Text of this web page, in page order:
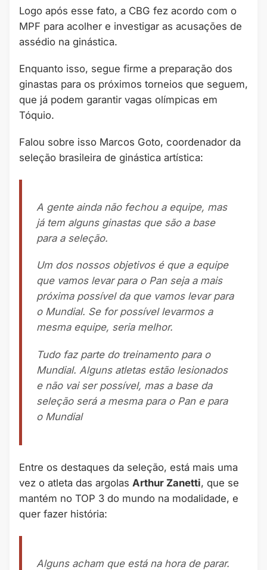
Logo após esse fato, a CBG fez acordo com o
MPF para acolher e investigar as acusações de
assédio na ginástica.
Enquanto isso, segue firme a preparação dos
ginastas para os próximos torneios que seguem,
que já podem garantir vagas olímpicas em
Tóquio.
Falou sobre isso Marcos Goto, coordenador da
seleção brasileira de ginástica artística:
A gente ainda não fechou a equipe, mas
já tem alguns ginastas que são a base
para a seleção.
Um dos nossos objetivos é que a equipe
que vamos levar para o Pan seja a mais
próxima possível da que vamos levar para
o Mundial. Se for possível levarmos a
mesma equipe, seria melhor.
Tudo faz parte do treinamento para o
Mundial. Alguns atletas estão lesionados
e não vai ser possível, mas a base da
seleção será a mesma para o Pan e para
o Mundial
Entre os destaques da seleção, está mais uma
vez o atleta das argolas Arthur Zanetti, que se
mantém no TOP 3 do mundo na modalidade, e
quer fazer história:
Alguns acham que está na hora de parar.